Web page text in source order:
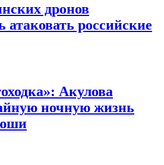
дронов
атаковать российские
Акулова
ночную жизнь